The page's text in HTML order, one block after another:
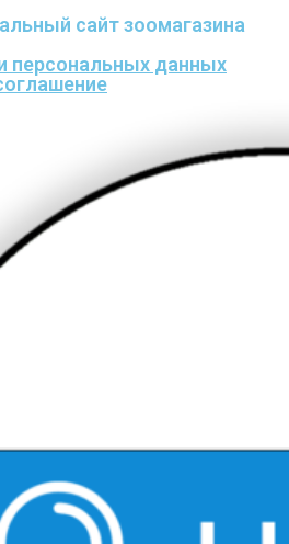
сайт зоомагазина
персональных данных